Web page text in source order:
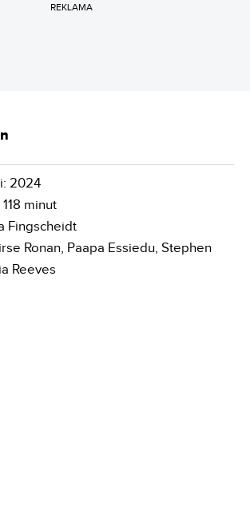
REKLAMA
2024
minut
Fingscheidt
Ronan, Paapa Essiedu, Stephen
Reeves